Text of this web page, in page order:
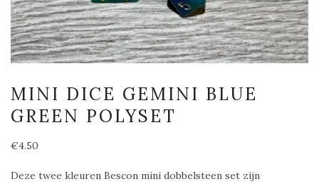
MINI DICE GEMINI BLUE
GREEN POLYSET
€4.50
Deze twee kleuren Bescon mini dobbelsteen set zijn